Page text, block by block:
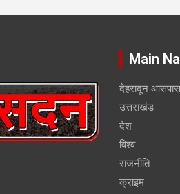
Main
देहरादून आसपास
उत्तराखंड
देश
विश्व
राजनीति
क्राइम